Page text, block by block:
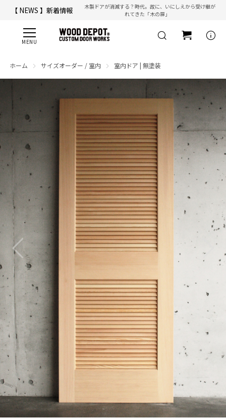
【 NEWS 】新着情報
木製ドアが消滅する？時代。故に、いにしえから受け継が
れてきた「木の扉」
【 ☎ 】コールセンター「安心お電話サポート」： 077-537-3901info
ホーム サイズオーダー / 室内 室内ドア | 無塗装